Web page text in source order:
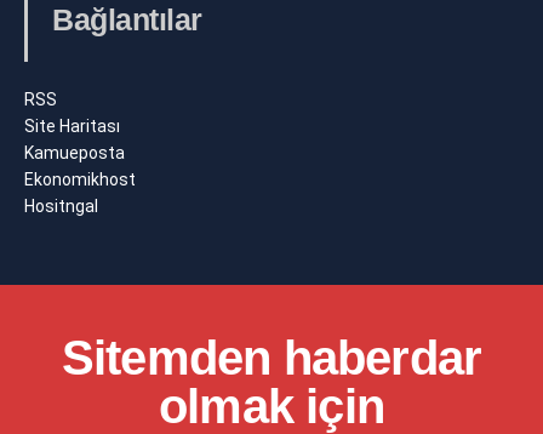
Bağlantılar
RSS
Site Haritası
Kamueposta
Ekonomikhost
Hositngal
Sitemden haberdar
olmak için